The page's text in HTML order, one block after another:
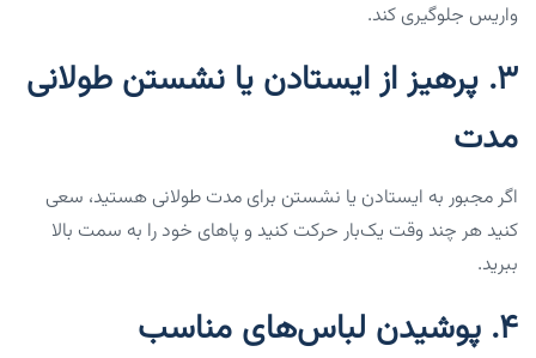
واریس جلوگیری کند.
3. پرهیز از ایستادن یا نشستن طولانی
مدت
اگر مجبور به ایستادن یا نشستن برای مدت طولانی هستید، سعی
کنید هر چند وقت یک‌بار حرکت کنید و پاهای خود را به سمت بالا
ببرید.
4. پوشیدن لباس‌های مناسب